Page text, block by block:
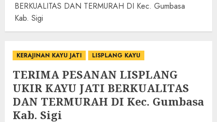
BERKUALITAS DAN TERMURAH DI Kec. Gumbasa
Kab. Sigi
KERAJINAN KAYU JATI LISPLANG KAYU
TERIMA PESANAN LISPLANG
UKIR KAYU JATI BERKUALITAS
DAN TERMURAH DI Kec. Gumbasa
Kab. Sigi